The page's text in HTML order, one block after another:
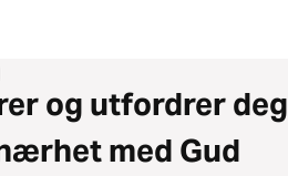
og utfordrer deg
med Gud